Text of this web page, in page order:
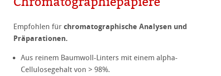
Empfohlen fürchromatographische Analysen und
Präparationen.
Aus reinem Baumwoll-Linters mit einem alpha-
Cellulosegehalt von > 98%.